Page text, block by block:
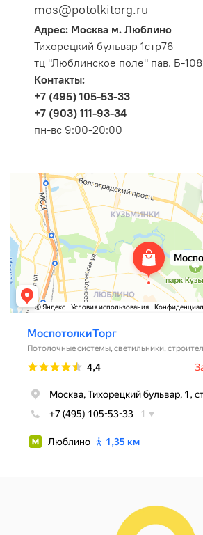
mos@potolkitorg.ru
Адрес: Москва м. Люблино
Тихорецкий бульвар 1стр76
тц "Люблинское поле" пав. Б-108
Контакты:
+7 (495) 105-53-33
+7 (903) 111-93-34
пн-вс 9:00-20:00